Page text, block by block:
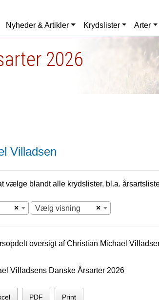
Nyheder & Artikler Krydslister Arter
2026
Villadsen
vælge blandt alle krydslister, bl.a.
× ×
Vælg visning
oversigt afChristian Michael
Villadsens Danske Årsarter 2026
PDF Print